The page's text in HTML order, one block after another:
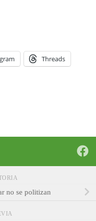
Threads
no se politizan